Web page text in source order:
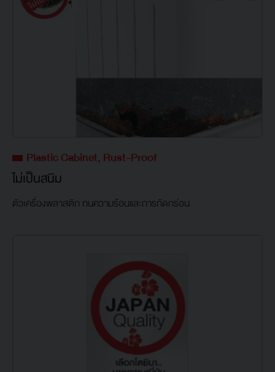
Plastic Cabinet, Rust-Proof
ไม่เป็นสนิม
ตัวเครื่องพลาสติก ทนความร้อนและการกัดกร่อน